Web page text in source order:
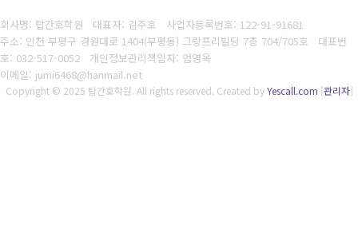
회사명: 탑간호학원 대표자: 김주호 사업자등록번호: 122-91-91681
주소: 인천 부평구 경원대로 1404(부평동) 그랑프리빌딩 7층 704/705호 대표번
호: 032-517-0052
개인정보관리책임자: 엄영옥
이메일: jumi6468@hanmail.net
Copyright © 2025 탑간호학원. All rights reserved. Created byYescall.com [관리자]